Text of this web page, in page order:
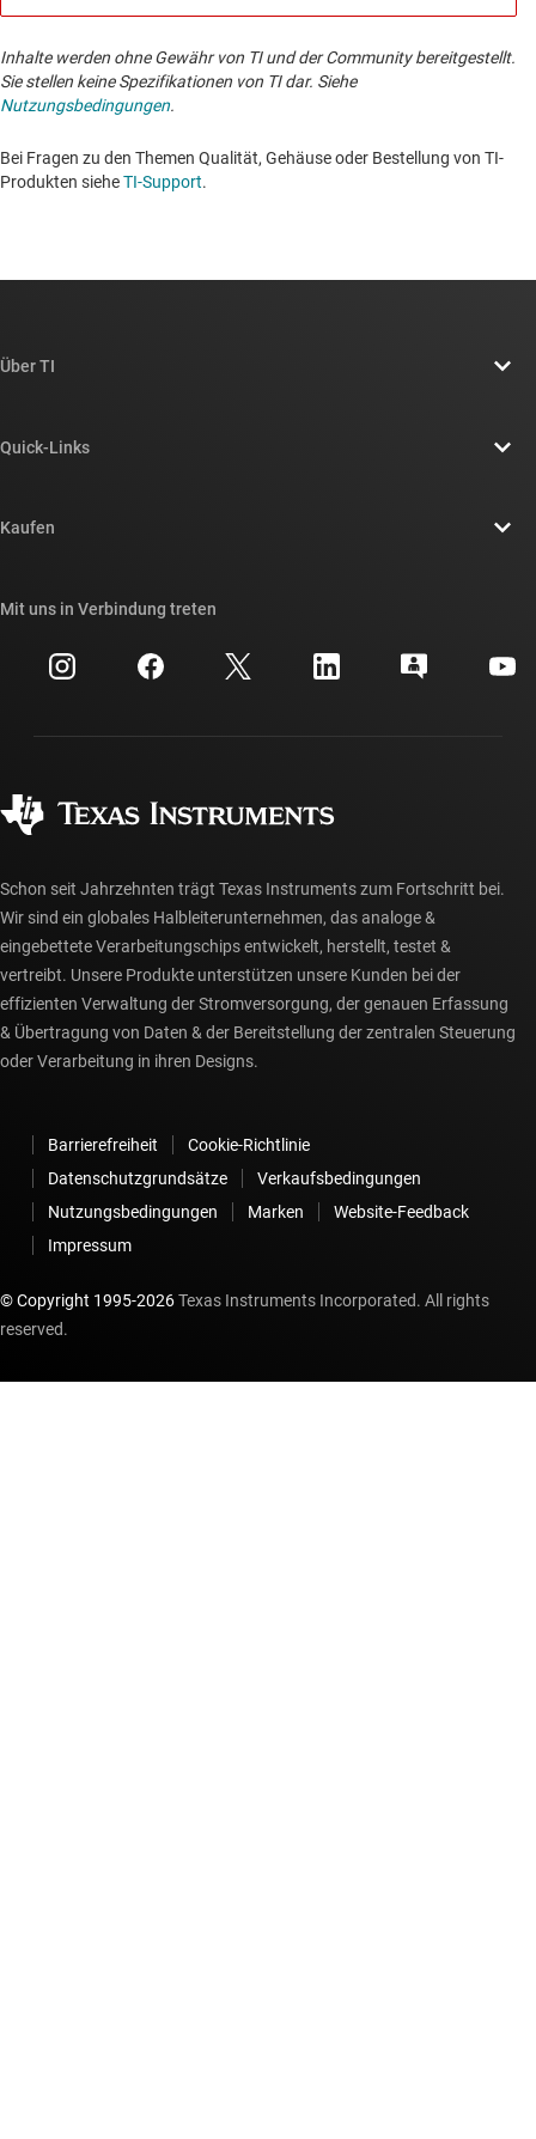
Inhalte werden ohne Gewähr von TI und der Community bereitgestellt.
Sie stellen keine Spezifikationen von TI dar. Siehe
Nutzungsbedingungen.
Bei Fragen zu den Themen Qualität, Gehäuse oder Bestellung von TI-
Produkten sieheTI-Support. ​​​​​​​​​​​​​​
Über TI
Newsroom
Investorenbeziehungen
Fertigung
Quick-Links
Querverweis-Suche
Kundensupportzentrum
myTI-Konto FAQs
Kaufen
Häufig gestellte Fragen zu Bestellungen
Mit uns in Verbindung treten
Schon seit Jahrzehnten trägt Texas Instruments zum Fortschritt bei.
Wir sind ein globales Halbleiterunternehmen, das analoge &
eingebettete Verarbeitungschips entwickelt, herstellt, testet &
vertreibt. Unsere Produkte unterstützen unsere Kunden bei der
effizienten Verwaltung der Stromversorgung, der genauen Erfassung
& Übertragung von Daten & der Bereitstellung der zentralen Steuerung
oder Verarbeitung in ihren Designs.
Barrierefreiheit
Cookie-Richtlinie
Datenschutzgrundsätze
Verkaufsbedingungen
Nutzungsbedingungen
Marken
Website-Feedback
Impressum
© Copyright 1995-2026Texas Instruments Incorporated. All rights
reserved.